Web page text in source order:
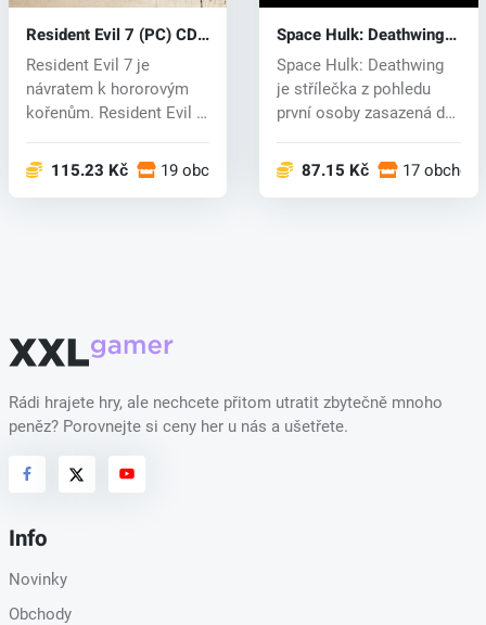
Resident Evil 7 (PC) CD
key
Resident Evil 7 je
návratem k hororovým
kořenům. Resident Evil 7
115.23 Kč 19 obchodech
Space Hulk: Deathwing
(PC) CD key
Space Hulk: Deathwing
je střílečka z pohledu
první osoby zasazená do
87.15 Kč 17
Rádi hrajete hry, ale nechcete přitom utratit zbytečně mnoho
peněz? Porovnejte si ceny her u nás a ušetřete.
Info
Novinky
Obchody